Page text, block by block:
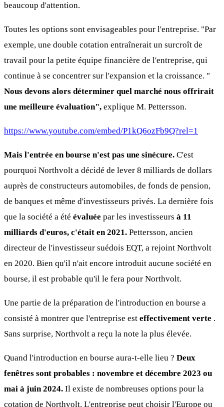
beaucoup d'attention.
Toutes les options sont envisageables pour l'entreprise. "Par
exemple, une double cotation entraînerait un surcroît de
travail pour la petite équipe financière de l'entreprise, qui
continue à se concentrer sur l'expansion et la croissance. "
Nous devons alors déterminer quel marché nous offrirait
une meilleure évaluation", explique M. Pettersson.
https://www.youtube.com/embed/P1kQ6ozFb9Q?rel=1
Mais l'entrée en bourse n'est pas une sinécure. C'est
pourquoi Northvolt a décidé de lever 8 milliards de dollars
auprès de constructeurs automobiles, de fonds de pension,
de banques et même d'investisseurs privés. La dernière fois
que la société a été évaluée par les investisseurs à 11
milliards d'euros, c'était en 2021. Pettersson, ancien
directeur de l'investisseur suédois EQT, a rejoint Northvolt
en 2020. Bien qu'il n'ait encore introduit aucune société en
bourse, il est probable qu'il le fera pour Northvolt.
Une partie de la préparation de l'introduction en bourse a
consisté à montrer que l'entreprise est effectivement verte .
Sans surprise, Northvolt a reçu la note la plus élevée.
Quand l'introduction en bourse aura-t-elle lieu ? Deux
fenêtres sont probables : novembre et décembre 2023 ou
mai à juin 2024. Il existe de nombreuses options pour la
cotation de Northvolt. L'entreprise peut choisir l'Europe ou